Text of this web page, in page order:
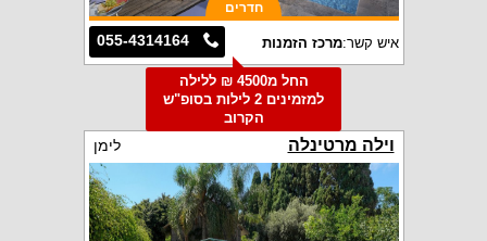
חדרים
055-4314164 איש קשר:מרכז הזמנות
החל מ4500 ₪ ללילה
למזמינים 2 לילות בסופ"ש
הקרוב
וילה מרטינלה לימן